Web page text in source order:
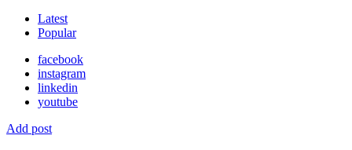
Latest
Popular
facebook
instagram
linkedin
youtube
Add post